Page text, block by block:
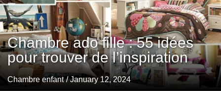
Chambre ado fille : 55 idées
pour trouver de l’inspiration
Chambre enfant / January 12, 2024